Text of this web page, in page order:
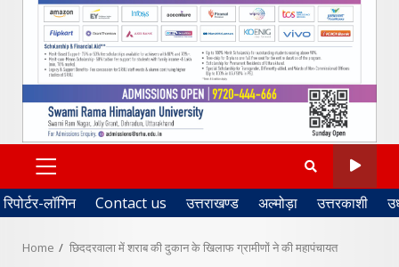
PRIMARY
MENU
रिपोर्टर-लॉगिन Contact us उत्तराखण्ड अल्मोड़ा उत्तरकाशी
Home छिददरवाला में शराब की दुकान के खिलाफ ग्रामीणों ने की महापंचायत